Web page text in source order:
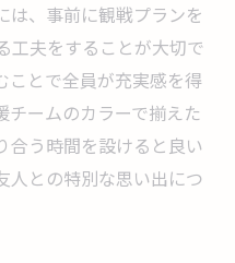
観戦スポット案内
クリーン観戦の魅力
ツバーのスクリーン
は、事前に観戦プランを
工夫をすることが大切で
ことで全員が充実感を得
チームのカラーで揃えた
合う時間を設けると良い
人との特別な思い出につ